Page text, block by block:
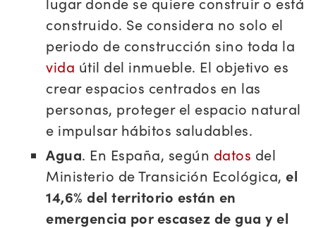
construido. Se considera no solo el
periodo de construcción sino toda la
vida útil del inmueble. El objetivo es
crear espacios centrados en las
personas, proteger el espacio natural
e impulsar hábitos saludables.
Agua. En España, según datos del
Ministerio de Transición Ecológica, el
14,6% del territorio están en
emergencia por escasez de gua y el